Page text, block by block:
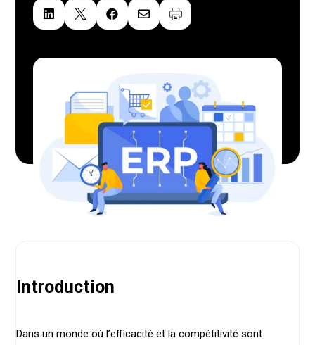
   
Introduction
Dans un monde où l’efficacité et la compétitivité sont